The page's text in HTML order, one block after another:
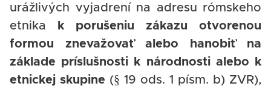
urážlivých vyjadrení na adresu rómskeho
etnika
k porušeniu zákazu otvorenou
formou znevažovať alebo hanobiť na
základe príslušnosti k národnosti alebo k
etnickej skupine (§ 19 ods. 1 písm. b) ZVR),